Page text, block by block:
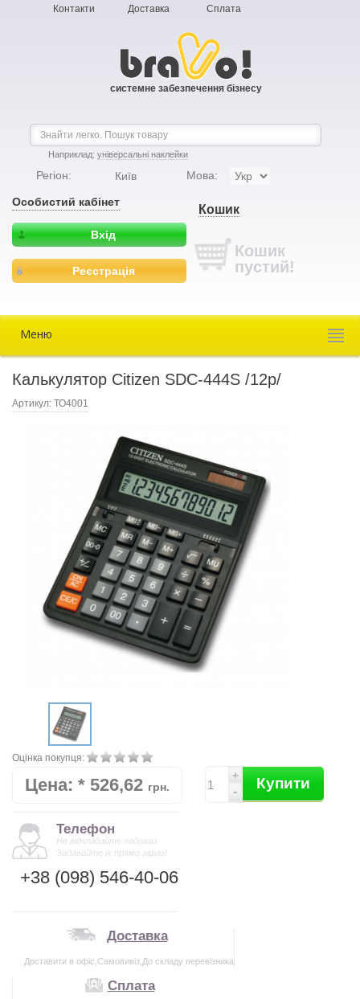
Контакти Доставка Сплата
системне забезпечення бізнесу
Наприклад: універсальні наклейки
Регіон: Київ Мова:
Особистий кабінет
Вхід
Реєстрація
Кошик
Кошик
пустий!
Меню
Калькулятор Citizen SDC-444S /12р/
Артикул: ТО4001
Оцінка покупця:
Цена: * 526,62 грн.
+
- Купити
Телефон
Не відкладайте надовго.
Задавайте їх прямо зараз!
+38 (098) 546-40-06
Доставка
Доставити в офіс,Самовивіз,До складу перевізника
Сплата